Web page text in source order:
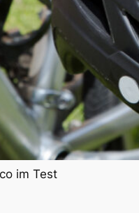
im Test